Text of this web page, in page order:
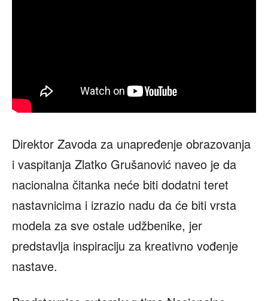
Direktor Zavoda za unapređenje obrazovanja
i vaspitanja Zlatko Grušanović naveo je da
nacionalna čitanka neće biti dodatni teret
nastavnicima i izrazio nadu da će biti vrsta
modela za sve ostale udžbenike, jer
predstavlja inspiraciju za kreativno vođenje
nastave.